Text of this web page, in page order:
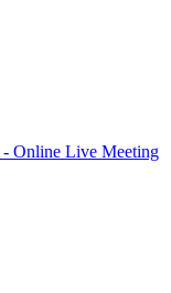
- Online Live Meeting